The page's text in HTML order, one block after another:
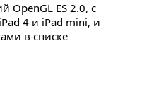
OpenGL ES 2.0, с
4 и iPad mini, и
в списке